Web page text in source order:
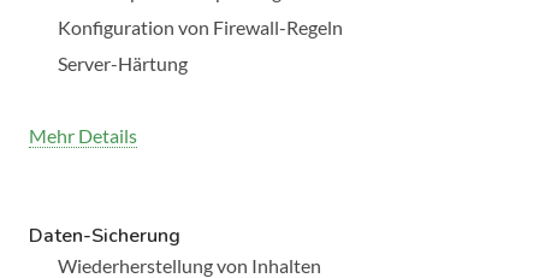
Konfiguration von Firewall-Regeln
Server-Härtung
Mehr Details
Daten-Sicherung
Wiederherstellung von Inhalten